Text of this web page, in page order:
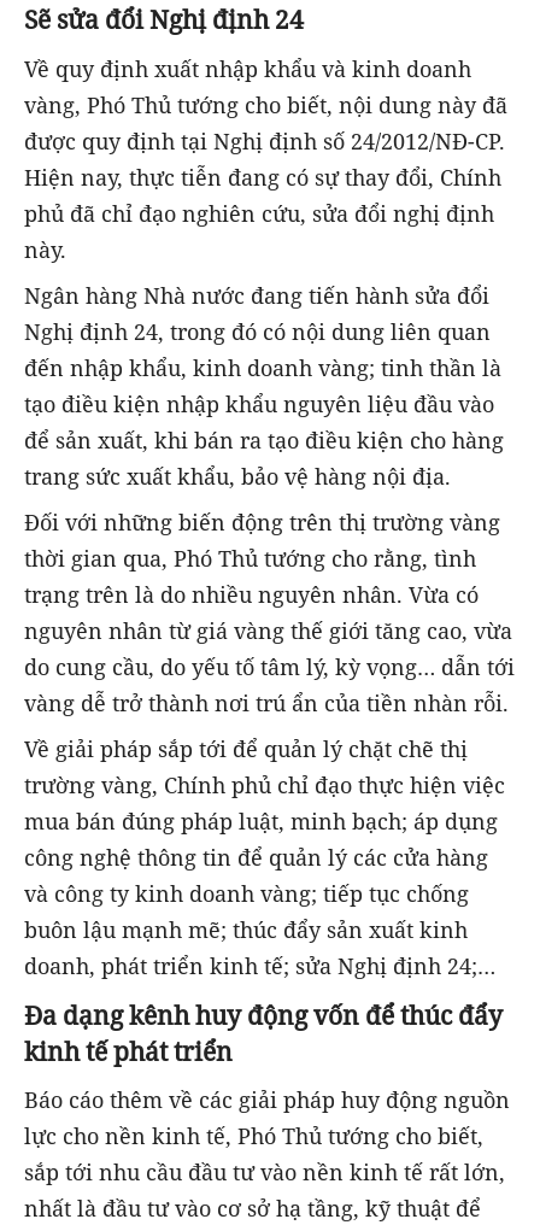
Sẽ sửa đổi Nghị định 24
Về quy định xuất nhập khẩu và kinh doanh
vàng, Phó Thủ tướng cho biết, nội dung này đã
được quy định tại Nghị định số 24/2012/NĐ-CP.
Hiện nay, thực tiễn đang có sự thay đổi, Chính
phủ đã chỉ đạo nghiên cứu, sửa đổi nghị định
này.
Ngân hàng Nhà nước đang tiến hành sửa đổi
Nghị định 24, trong đó có nội dung liên quan
đến nhập khẩu, kinh doanh vàng; tinh thần là
tạo điều kiện nhập khẩu nguyên liệu đầu vào
để sản xuất, khi bán ra tạo điều kiện cho hàng
trang sức xuất khẩu, bảo vệ hàng nội địa.
Đối với những biến động trên thị trường vàng
thời gian qua, Phó Thủ tướng cho rằng, tình
trạng trên là do nhiều nguyên nhân. Vừa có
nguyên nhân từ giá vàng thế giới tăng cao, vừa
do cung cầu, do yếu tố tâm lý, kỳ vọng… dẫn tới
vàng dễ trở thành nơi trú ẩn của tiền nhàn rỗi.
Về giải pháp sắp tới để quản lý chặt chẽ thị
trường vàng, Chính phủ chỉ đạo thực hiện việc
mua bán đúng pháp luật, minh bạch; áp dụng
công nghệ thông tin để quản lý các cửa hàng
và công ty kinh doanh vàng; tiếp tục chống
buôn lậu mạnh mẽ; thúc đẩy sản xuất kinh
doanh, phát triển kinh tế; sửa Nghị định 24;…
Đa dạng kênh huy động vốn để thúc đẩy
kinh tế phát triển
Báo cáo thêm về các giải pháp huy động nguồn
lực cho nền kinh tế, Phó Thủ tướng cho biết,
sắp tới nhu cầu đầu tư vào nền kinh tế rất lớn,
nhất là đầu tư vào cơ sở hạ tầng, kỹ thuật để